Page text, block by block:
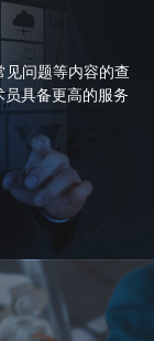
问题等内容的查
具备更高的服务